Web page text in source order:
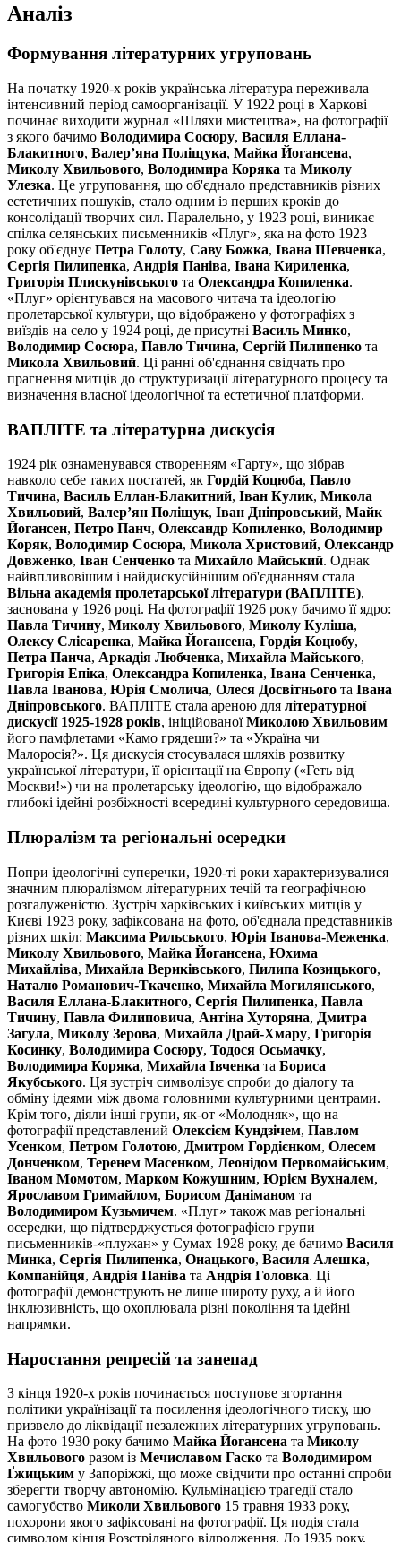
Аналіз
Формування літературних угруповань
На початку 1920-х років українська література переживала
інтенсивний період самоорганізації. У 1922 році в Харкові
починає виходити журнал «Шляхи мистецтва», на фотографії
з якого бачимо Володимира Сосюру, Василя Еллана-
Блакитного, Валер’яна Поліщука, Майка Йогансена,
Миколу Хвильового, Володимира Коряка та Миколу
Улезка. Це угруповання, що об'єднало представників різних
естетичних пошуків, стало одним із перших кроків до
консолідації творчих сил. Паралельно, у 1923 році, виникає
спілка селянських письменників «Плуг», яка на фото 1923
року об'єднує Петра Голоту, Саву Божка, Івана Шевченка,
Сергія Пилипенка, Андрія Паніва, Івана Кириленка,
Григорія Плискунівського та Олександра Копиленка.
«Плуг» орієнтувався на масового читача та ідеологію
пролетарської культури, що відображено у фотографіях з
виїздів на село у 1924 році, де присутні Василь Минко,
Володимир Сосюра, Павло Тичина, Сергій Пилипенко та
Микола Хвильовий. Ці ранні об'єднання свідчать про
прагнення митців до структуризації літературного процесу та
визначення власної ідеологічної та естетичної платформи.
ВАПЛІТЕ та літературна дискусія
1924 рік ознаменувався створенням «Гарту», що зібрав
навколо себе таких постатей, як Гордій Коцюба, Павло
Тичина, Василь Еллан-Блакитний, Іван Кулик, Микола
Хвильовий, Валер’ян Поліщук, Іван Дніпровський, Майк
Йогансен, Петро Панч, Олександр Копиленко, Володимир
Коряк, Володимир Сосюра, Микола Христовий, Олександр
Довженко, Іван Сенченко та Михайло Майський. Однак
найвпливовішим і найдискусійнішим об'єднанням стала
Вільна академія пролетарської літератури (ВАПЛІТЕ),
заснована у 1926 році. На фотографії 1926 року бачимо її ядро:
Павла Тичину, Миколу Хвильового, Миколу Куліша,
Олексу Слісаренка, Майка Йогансена, Гордія Коцюбу,
Петра Панча, Аркадія Любченка, Михайла Майського,
Григорія Епіка, Олександра Копиленка, Івана Сенченка,
Павла Іванова, Юрія Смолича, Олеся Досвітнього та Івана
Дніпровського. ВАПЛІТЕ стала ареною для літературної
дискусії 1925-1928 років, ініційованоїМиколою Хвильовим
його памфлетами «Камо грядеши?» та «Україна чи
Малоросія?». Ця дискусія стосувалася шляхів розвитку
української літератури, її орієнтації на Європу («Геть від
Москви!») чи на пролетарську ідеологію, що відображало
глибокі ідейні розбіжності всередині культурного середовища.
Плюралізм та регіональні осередки
Попри ідеологічні суперечки, 1920-ті роки характеризувалися
значним плюралізмом літературних течій та географічною
розгалуженістю. Зустріч харківських і київських митців у
Києві 1923 року, зафіксована на фото, об'єднала представників
різних шкіл: Максима Рильського, Юрія Іванова-Меженка,
Миколу Хвильового, Майка Йогансена, Юхима
Михайліва, Михайла Вериківського, Пилипа Козицького,
Наталю Романович-Ткаченко, Михайла Могилянського,
Василя Еллана-Блакитного, Сергія Пилипенка, Павла
Тичину, Павла Филиповича, Антіна Хуторяна, Дмитра
Загула, Миколу Зерова, Михайла Драй-Хмару, Григорія
Косинку, Володимира Сосюру, Тодося Осьмачку,
Володимира Коряка, Михайла Івченка та Бориса
Якубського. Ця зустріч символізує спроби до діалогу та
обміну ідеями між двома головними культурними центрами.
Крім того, діяли інші групи, як-от «Молодняк», що на
фотографії представлений Олексієм Кундзічем, Павлом
Усенком, Петром Голотою, Дмитром Гордієнком, Олесем
Донченком, Теренем Масенком, Леонідом Первомайським,
Іваном Момотом, Марком Кожушним, Юрієм Вухналем,
Ярославом Гримайлом, Борисом Даніманом та
Володимиром Кузьмичем. «Плуг» також мав регіональні
осередки, що підтверджується фотографією групи
письменників-«плужан» у Сумах 1928 року, де бачимо Василя
Минка, Сергія Пилипенка, Онацького, Василя Алешка,
Компанійця, Андрія Паніва та Андрія Головка. Ці
фотографії демонструють не лише широту руху, а й його
інклюзивність, що охоплювала різні покоління та ідейні
напрямки.
Наростання репресій та занепад
З кінця 1920-х років починається поступове згортання
політики українізації та посилення ідеологічного тиску, що
призвело до ліквідації незалежних літературних угруповань.
На фото 1930 року бачимо Майка Йогансена та Миколу
Хвильового разом із Мечиславом Гаско та Володимиром
Ґжицьким у Запоріжжі, що може свідчити про останні спроби
зберегти творчу автономію. Кульмінацією трагедії стало
самогубство Миколи Хвильового 15 травня 1933 року,
похорони якого зафіксовані на фотографії. Ця подія стала
символом кінця Розстріляного відродження. До 1935 року,